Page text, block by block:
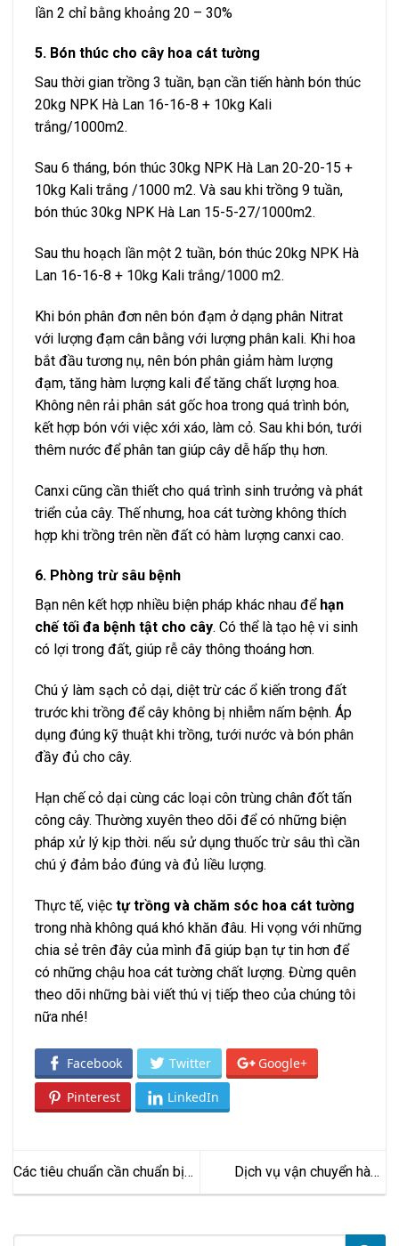
lần 2 chỉ bằng khoảng 20 – 30%
5. Bón thúc cho cây hoa cát tường
Sau thời gian trồng 3 tuần, bạn cần tiến hành bón thúc
20kg NPK Hà Lan 16-16-8 + 10kg Kali
trắng/1000m2.
Sau 6 tháng, bón thúc 30kg NPK Hà Lan 20-20-15 +
10kg Kali trắng /1000 m2. Và sau khi trồng 9 tuần,
bón thúc 30kg NPK Hà Lan 15-5-27/1000m2.
Sau thu hoạch lần một 2 tuần, bón thúc 20kg NPK Hà
Lan 16-16-8 + 10kg Kali trắng/1000 m2.
Khi bón phân đơn nên bón đạm ở dạng phân Nitrat
với lượng đạm cân bằng với lượng phân kali. Khi hoa
bắt đầu tương nụ, nên bón phân giảm hàm lượng
đạm, tăng hàm lượng kali để tăng chất lượng hoa.
Không nên rải phân sát gốc hoa trong quá trình bón,
kết hợp bón với việc xới xáo, làm cỏ. Sau khi bón, tưới
thêm nước để phân tan giúp cây dễ hấp thụ hơn.
Canxi cũng cần thiết cho quá trình sinh trưởng và phát
triển của cây. Thế nhưng, hoa cát tường không thích
hợp khi trồng trên nền đất có hàm lượng canxi cao.
6. Phòng trừ sâu bệnh
Bạn nên kết hợp nhiều biện pháp khác nhau để hạn
chế tối đa bệnh tật cho cây. Có thể là tạo hệ vi sinh
có lợi trong đất, giúp rễ cây thông thoáng hơn.
Chú ý làm sạch cỏ dại, diệt trừ các ổ kiến trong đất
trước khi trồng để cây không bị nhiễm nấm bệnh. Áp
dụng đúng kỹ thuật khi trồng, tưới nước và bón phân
đầy đủ cho cây.
Hạn chế cỏ dại cùng các loại côn trùng chân đốt tấn
công cây. Thường xuyên theo dõi để có những biện
pháp xử lý kịp thời. nếu sử dụng thuốc trừ sâu thì cần
chú ý đảm bảo đúng và đủ liều lượng.
Thực tế, việc tự trồng và chăm sóc hoa cát tường
trong nhà không quá khó khăn đâu. Hi vọng với những
chia sẻ trên đây của mình đã giúp bạn tự tin hơn để
có những chậu hoa cát tường chất lượng. Đừng quên
theo dõi những bài viết thú vị tiếp theo của chúng tôi
nữa nhé!
Facebook Twitter Google+
Pinterest LinkedIn
Các tiêu chuẩn cần chuẩn bị
và chi phí cơ bản cần phải chi
Dịch vụ vận chuyển hàng
Trung Quốc về Việt Nam